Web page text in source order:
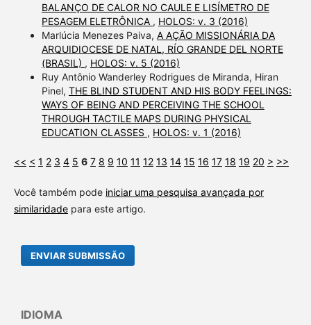
BALANÇO DE CALOR NO CAULE E LISÍMETRO DE
PESAGEM ELETRÔNICA , HOLOS: v. 3 (2016)
Marlúcia Menezes Paiva, A AÇÃO MISSIONÁRIA DA
ARQUIDIOCESE DE NATAL, RÍO GRANDE DEL NORTE
(BRASIL) , HOLOS: v. 5 (2016)
Ruy Antônio Wanderley Rodrigues de Miranda, Hiran
Pinel, THE BLIND STUDENT AND HIS BODY FEELINGS:
WAYS OF BEING AND PERCEIVING THE SCHOOL
THROUGH TACTILE MAPS DURING PHYSICAL
EDUCATION CLASSES , HOLOS: v. 1 (2016)
<< < 1 2 3 4 5 6 7 8 9 10 11 12 13 14 15 16 17 18 19 20 > >>
Você também pode iniciar uma pesquisa avançada por
similaridadepara este artigo.
ENVIAR SUBMISSÃO
IDIOMA